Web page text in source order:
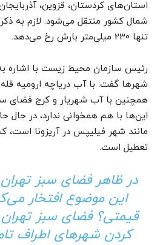
استان‌های کردستان، قزوین،
شمال کشور منتقل می‌شود. لازم به
تنها 230 میلی‌متر بارش رخ می‌دهد.
رئیس سازمان محیط زیست با اشاره
شهرها گفت: با آب دریاچه ارومیه
همچنین با آب شهریار و کرج فضای
این‌ها با هم همخوانی ندارد، در
مانند شهر فیلیپس در آریزونا است،
تعطیل است.
در ظاهر فضای سبز
این موضوع افتخار
قیمتی؟ فضای سبز
کردن شهرهای اطراف